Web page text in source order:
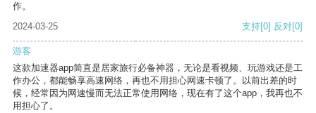
作。
2024-03-25
支持[0] 反对[0]
游客
这款加速器app简直是居家旅行必备神器，无论是看视频、玩游戏还是工
作办公，都能畅享高速网络，再也不用担心网速卡顿了。以前出差的时
候，经常因为网速慢而无法正常使用网络，现在有了这个app，我再也不
用担心了。